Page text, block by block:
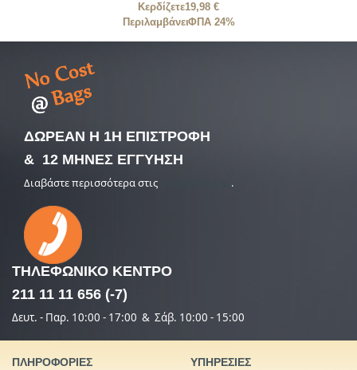
Κερδίζετε19,98 €
ΠεριλαμβάνειΦΠΑ 24%
ΔΩΡΕΑΝ Η 1Η ΕΠΙΣΤΡΟΦΗ
& 12 ΜΗΝΕΣ ΕΓΓΥΗΣΗ
Διαβάστε περισσότερα στις .
ΤΗΛΕΦΩΝΙΚΟ ΚΕΝΤΡΟ
211 11 11 656 (-7)
Δευτ. - Παρ. 10:00 - 17:00 & Σάβ. 10:00 - 15:00
ΠΛΗΡΟΦΟΡΙΕΣ ΥΠΗΡΕΣΙΕΣ